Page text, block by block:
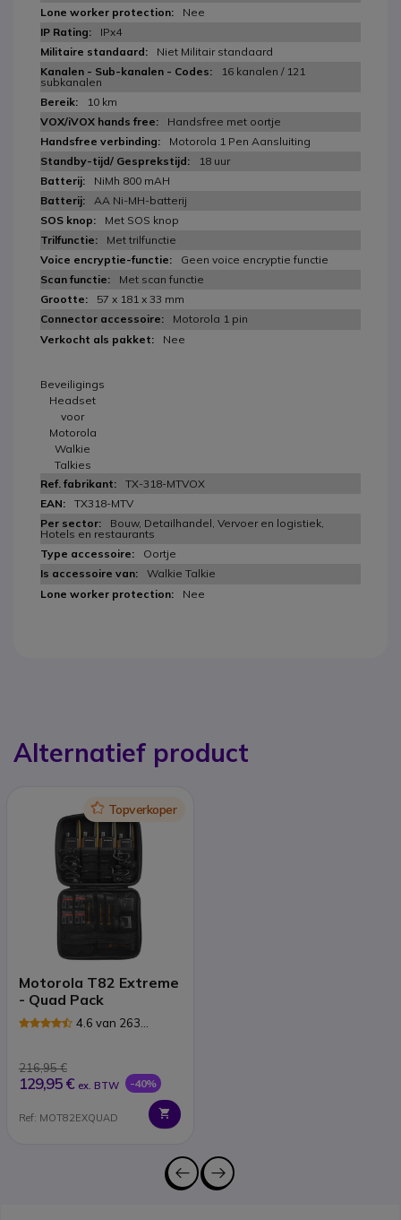
Nee
IPx4
Niet Militair standaard
16 kanalen / 121
subkanalen
10 km
Handsfree met oortje
Motorola 1 Pen Aansluiting
18 uur
NiMh 800 mAH
AA Ni-MH-batterij
Met SOS knop
Met trilfunctie
Geen voice encryptie functie
Met scan functie
57 x 181 x 33 mm
Motorola 1 pin
Nee
Beveiligings
Headset
voor
Motorola
Walkie
Talkies
TX-318-MTVOX
TX318-MTV
Bouw, Detailhandel, Vervoer en logistiek,
Hotels en restaurants
Oortje
Walkie Talkie
Nee
Alternatief product
IconTopverkoper
Motorola T82 Extreme
- Quad Pack
4.6 van 263
216,95 €
129,95 € ex. BTW -40%
Ref: MOT82EXQUAD